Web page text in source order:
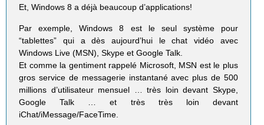
Et, Windows 8 a déjà beaucoup d’applications!
Par exemple, Windows 8 est le seul système pour
“tablettes” qui a dès aujourd’hui le chat vidéo avec
Windows Live (MSN), Skype et Google Talk.
Et comme la gentiment rappelé Microsoft, MSN est le plus
gros service de messagerie instantané avec plus de 500
millions d’utilisateur mensuel … très loin devant Skype,
Google Talk … et très très loin devant
iChat/iMessage/FaceTime.